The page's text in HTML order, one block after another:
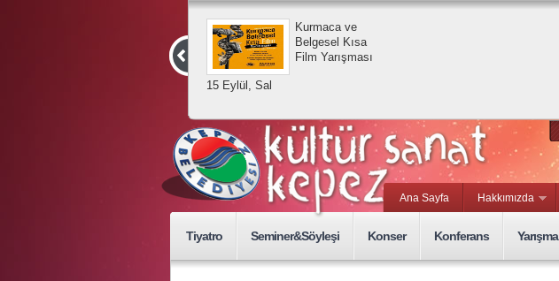
15 Eylül, Sal
Kurmaca ve
Belgesel Kısa
Film Yarışması
Ana Sayfa Hakkımızda
Tiyatro Seminer&Söyleşi Konser Konferans Yarışma